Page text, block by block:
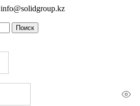
info@solidgroup.kz
Поиск